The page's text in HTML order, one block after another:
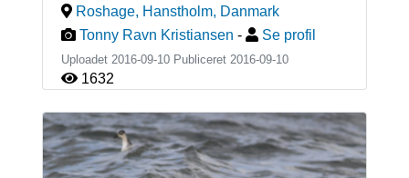
Roshage, Hanstholm, Danmark
Tonny Ravn Kristiansen - Se profil
Uploadet 2016-09-10 Publiceret 2016-09-10
1632